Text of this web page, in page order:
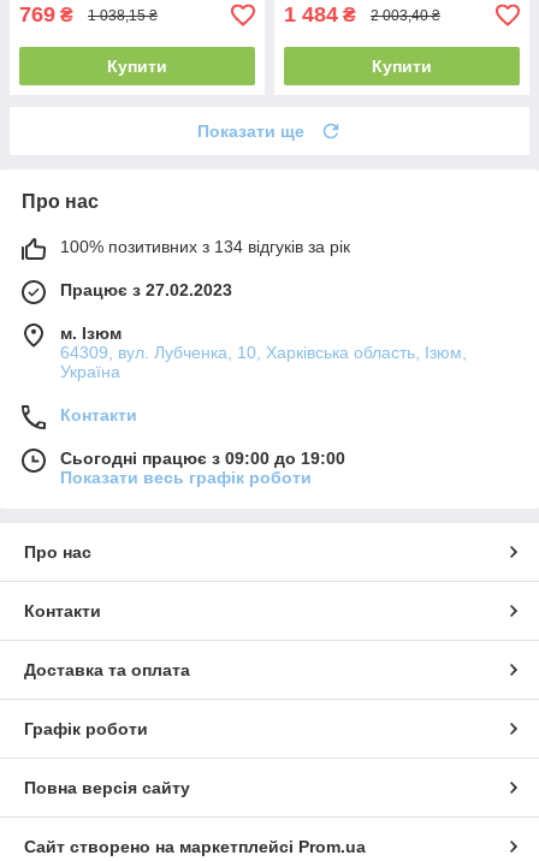
769 ₴ 1 038,15 ₴
Купити
1 484 ₴ 2 003,40 ₴
Купити
Показати ще
Про нас
100% позитивних з 134 відгуків за рік
Працює з 27.02.2023
м. Ізюм
64309, вул. Лубченка, 10, Харківська область, Ізюм,
Україна
Контакти
Сьогодні працює з 09:00 до 19:00
Показати весь графік роботи
Про нас
Контакти
Доставка та оплата
Графік роботи
Повна версія сайту
Сайт створено на маркетплейсі Prom.ua